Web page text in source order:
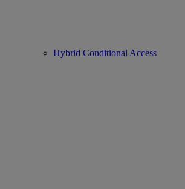
Hybrid Conditional Access